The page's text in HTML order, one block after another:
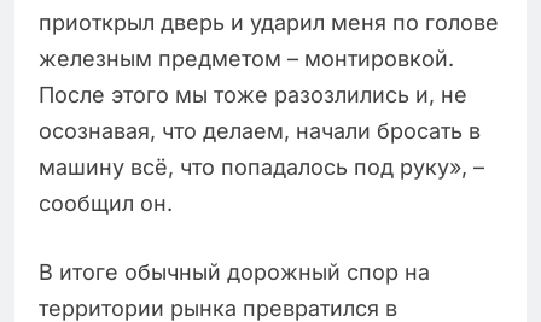
приоткрыл дверь и ударил меня по голове
железным предметом – монтировкой.
После этого мы тоже разозлились и, не
осознавая, что делаем, начали бросать в
машину всё, что попадалось под руку», –
сообщил он.
В итоге обычный дорожный спор на
территории рынка превратился в